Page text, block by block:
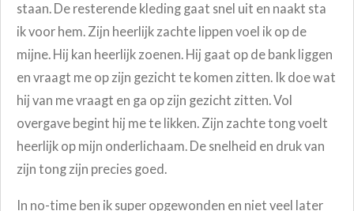
staan. De resterende kleding gaat snel uit en naakt sta
ik voor hem. Zijn heerlijk zachte lippen voel ik op de
mijne. Hij kan heerlijk zoenen. Hij gaat op de bank liggen
en vraagt me op zijn gezicht te komen zitten. Ik doe wat
hij van me vraagt en ga op zijn gezicht zitten. Vol
overgave begint hij me te likken. Zijn zachte tong voelt
heerlijk op mijn onderlichaam. De snelheid en druk van
zijn tong zijn precies goed.
In no-time ben ik super opgewonden en niet veel later